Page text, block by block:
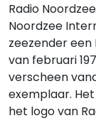
Radio
Noordzee
zeezender
van februari
verscheen
exemplaar.
het logo van